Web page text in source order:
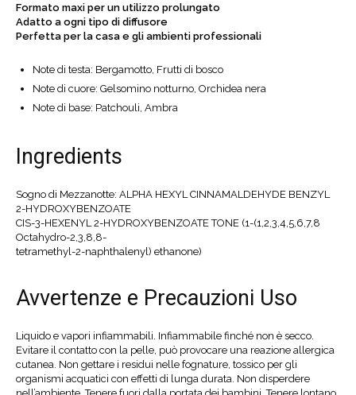
Formato maxi per un utilizzo prolungato
Adatto a ogni tipo di diffusore
Perfetta per la casa e gli ambienti professionali
Note di testa: Bergamotto, Frutti di bosco
Note di cuore: Gelsomino notturno, Orchidea nera
Note di base: Patchouli, Ambra
Ingredients
Sogno di Mezzanotte: ALPHA HEXYL CINNAMALDEHYDE BENZYL
2-HYDROXYBENZOATE
CIS-3-HEXENYL 2-HYDROXYBENZOATE TONE (1-(1,2,3,4,5,6,7,8
Octahydro-2,3,8,8-
tetramethyl-2-naphthalenyl) ethanone)
Avvertenze e Precauzioni Uso
Liquido e vapori infiammabili. Infiammabile finché non è secco.
Evitare il contatto con la pelle, può provocare una reazione allergica
cutanea. Non gettare i residui nelle fognature, tossico per gli
organismi acquatici con effetti di lunga durata. Non disperdere